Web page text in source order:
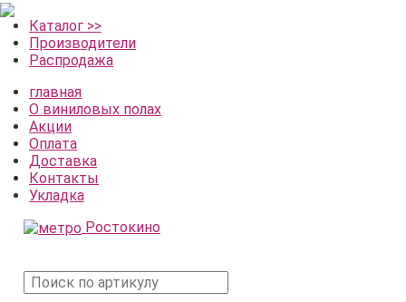
Каталог >>
Производители
Распродажа
главная
О виниловых полах
Акции
Оплата
Доставка
Контакты
Укладка
Ростокино